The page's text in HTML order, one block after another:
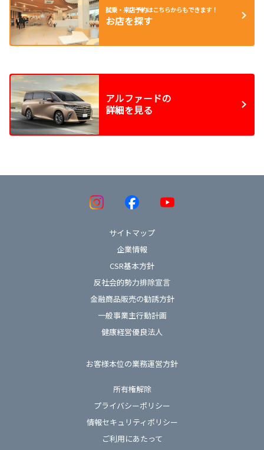
試乗・来店予約はこちらからもできます！
お店を探す
アルファードの
詳細を見る
サイトマップ
企業情報
CSR基本方針
反社会的勢力排除宣言
金融商品販売の勧誘方針
一般事業主行動計画
健康経営優良法人
お客様本位の業務運営方針
所有権解除
プライバシーポリシー
情報セキュリティポリシー
ご利用にあたって